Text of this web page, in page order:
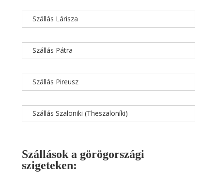
Szállás Lárisza
Szállás Pátra
Szállás Pireusz
Szállás Szaloniki (Theszaloníki)
Szállások a görögországi
szigeteken: